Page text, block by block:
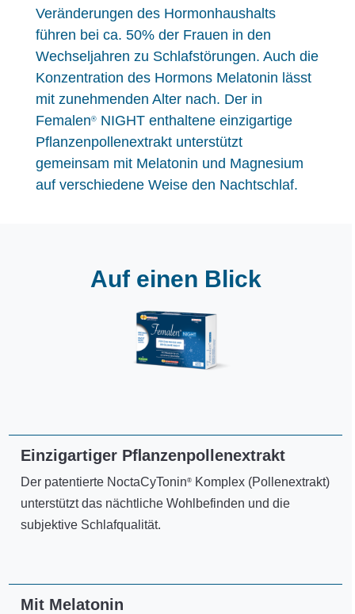
Veränderungen des Hormonhaushalts
führen bei ca. 50% der Frauen in den
Wechseljahren zu Schlafstörungen. Auch die
Konzentration des Hormons Melatonin lässt
mit zunehmenden Alter nach. Der in
Femalen®NIGHT enthaltene einzigartige
Pflanzenpollenextrakt unterstützt
gemeinsam mit Melatonin und Magnesium
auf verschiedene Weise den Nachtschlaf.
Auf einen Blick
Einzigartiger Pﬂanzenpollenextrakt
Der patentierte NoctaCyTonin®
Komplex (Pollenextrakt)
unterstützt das nächtliche Wohlbefinden und die
subjektive Schlafqualität.
Mit Melatonin